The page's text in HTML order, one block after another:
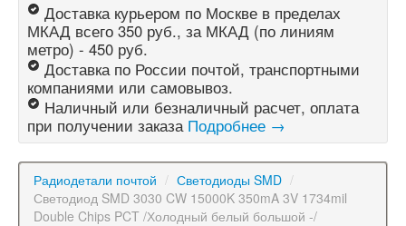
Доставка курьером по Москве в пределах
МКАД всего 350 руб., за МКАД (по линиям
метро) - 450 руб.
Доставка по России почтой, транспортными
компаниями или самовывоз.
Наличный или безналичный расчет, оплата
при получении заказа Подробнее →
Радиодетали почтой / Светодиоды SMD /
Светодиод SMD 3030 CW 15000K 350mA 3V 1734mil
Double Chips PCT /Холодный белый большой -/